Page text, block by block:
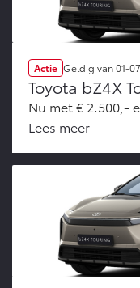
Actie Geldig van01-
Toyota bZ4X
Nu met € 2.500,-
Lees meer